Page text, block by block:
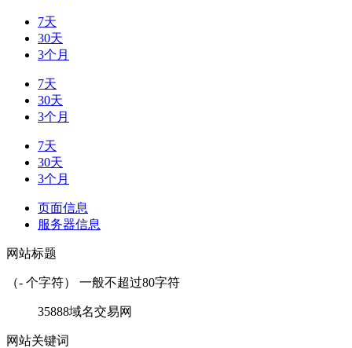
7天
30天
3个月
7天
30天
3个月
7天
30天
3个月
页面信息
服务器信息
网站标题
（- 个字符） 一般不超过80字符
35888域名交易网
网站关键词